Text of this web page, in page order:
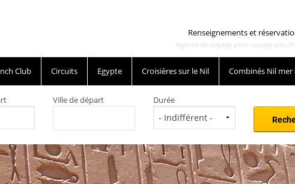
Renseignements et
Agence de voyage pour voyage pas
Club Circuits Egypte Croisières sur le Nil Combinés Nil mer
Ville de départ Durée
croisière sur le nil et séjour Marsa Alam